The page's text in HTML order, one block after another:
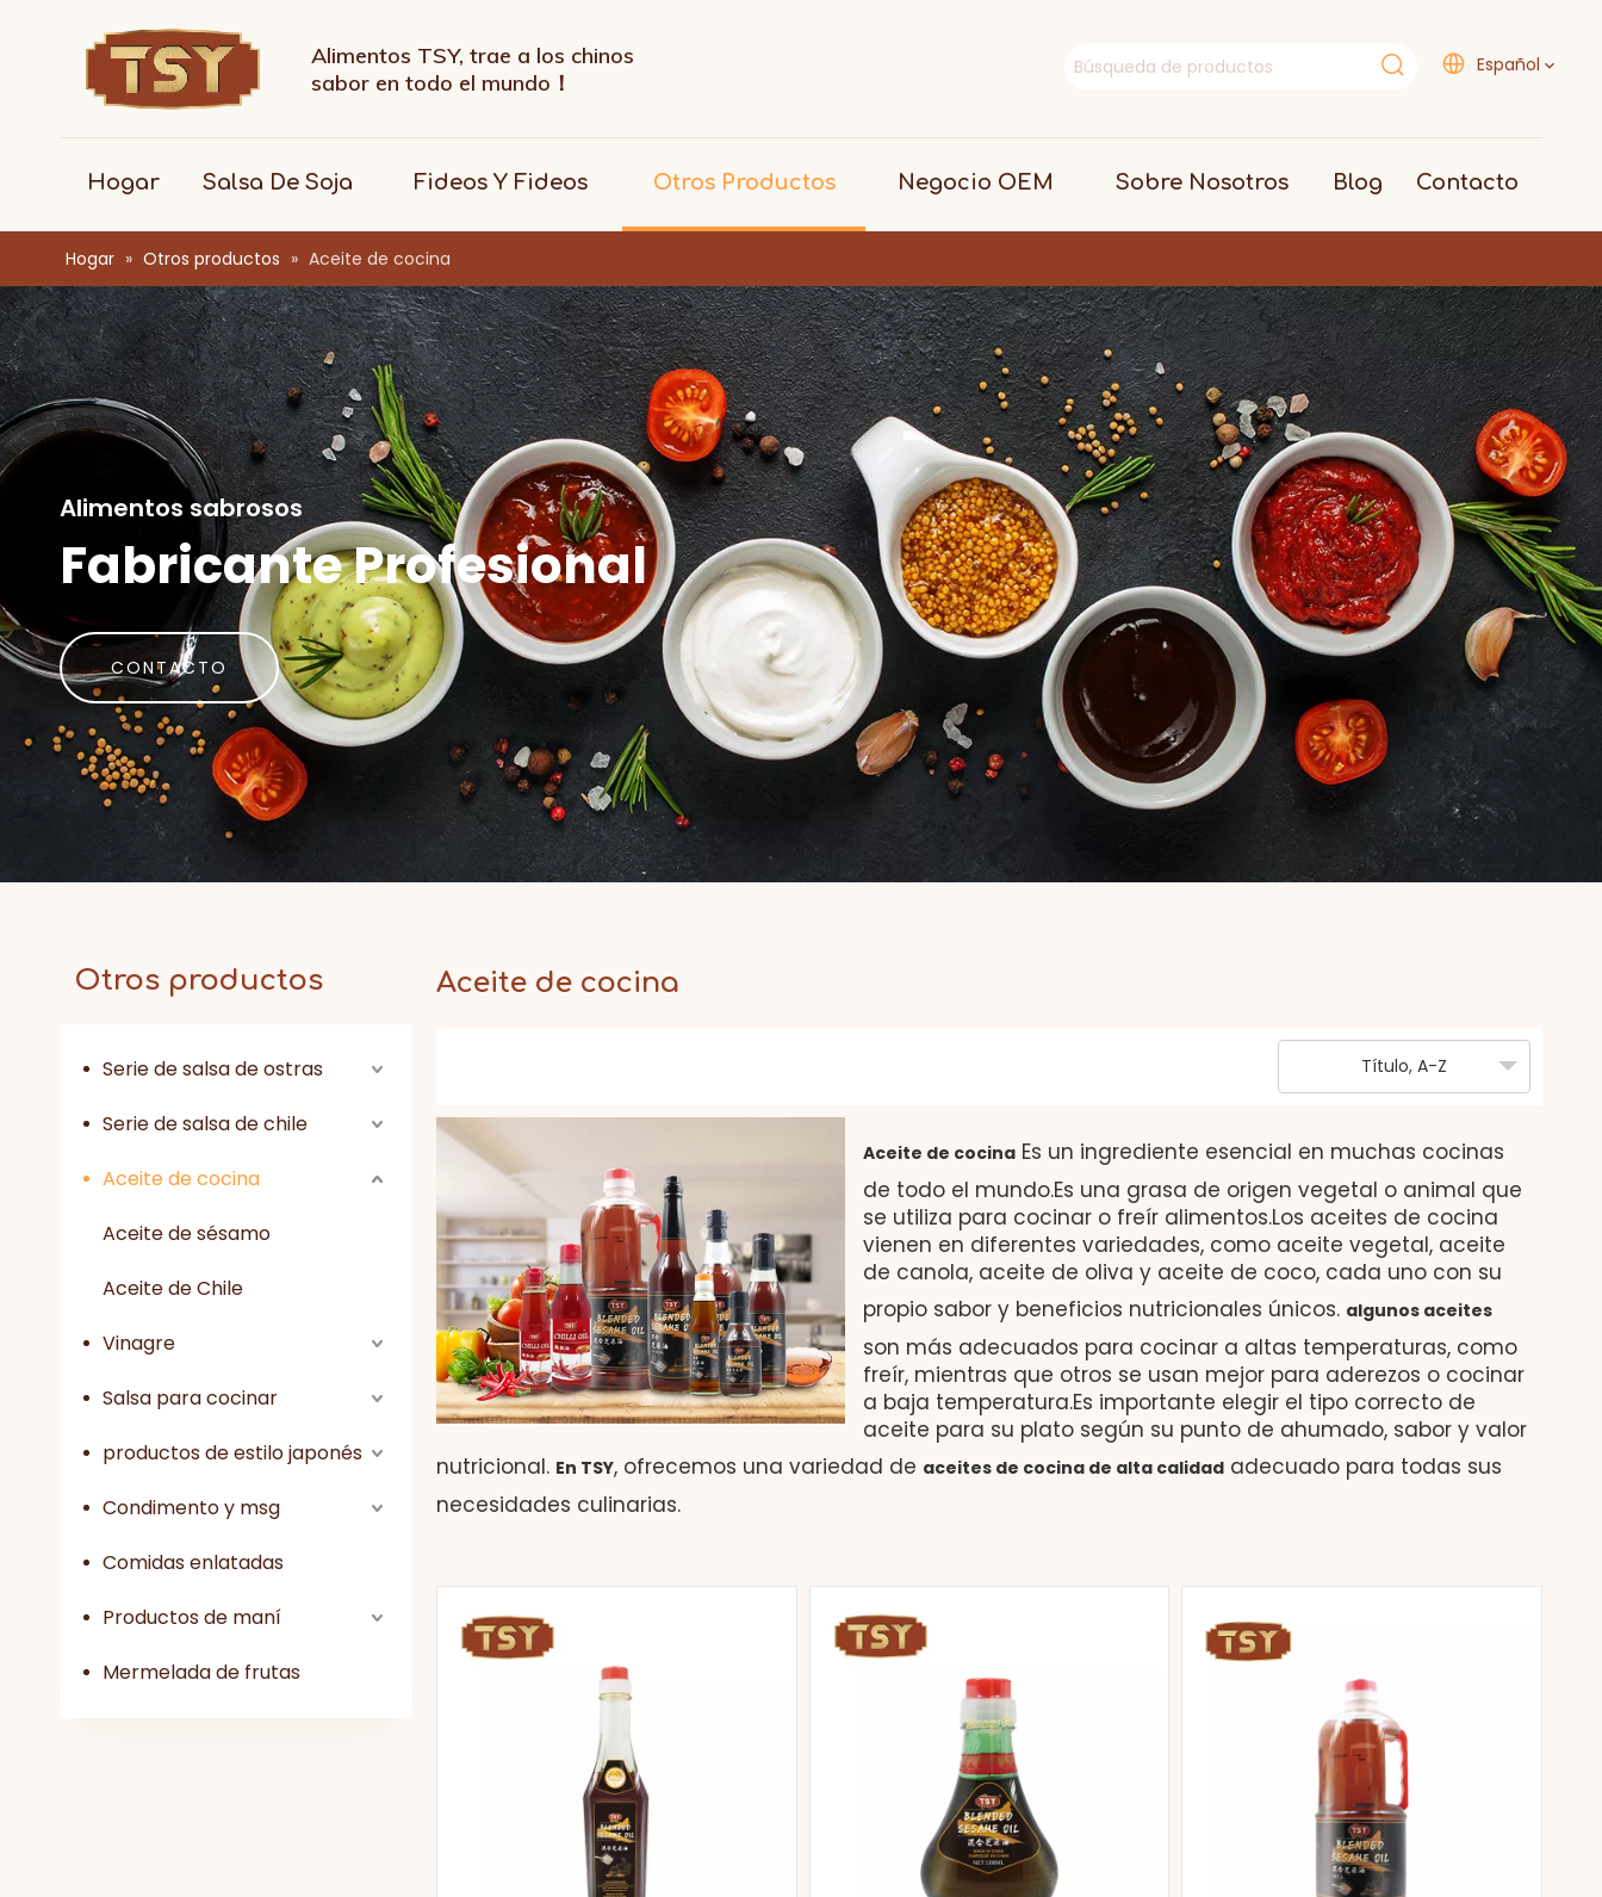
Alimentos TSY, trae a los chinos
sabor en todo el mundo！
Español
Hogar Salsa De Soja Fideos Y Fideos Otros Productos Negocio OEM Sobre Nosotros Blog Contacto
Hogar » Otros productos » Aceite de cocina
Alimentos sabrosos
Fabricante Profesional
CONTACTO
Otros productos
Serie de salsa de ostras
Serie de salsa de chile
Aceite de cocina
Aceite de sésamo
Aceite de Chile
Vinagre
Salsa para cocinar
productos de estilo japonés
Condimento y msg
Comidas enlatadas
Productos de maní
Mermelada de frutas
Aceite de cocina
Título, A-Z
Aceite de cocina Es un ingrediente esencial en muchas cocinas
de todo el mundo.Es una grasa de origen vegetal o animal que
se utiliza para cocinar o freír alimentos.Los aceites de cocina
vienen en diferentes variedades, como aceite vegetal, aceite
de canola, aceite de oliva y aceite de coco, cada uno con su
propio sabor y beneficios nutricionales únicos. algunos aceites
son más adecuados para cocinar a altas temperaturas, como
freír, mientras que otros se usan mejor para aderezos o cocinar
a baja temperatura.Es importante elegir el tipo correcto de
aceite para su plato según su punto de ahumado, sabor y valor
nutricional. En TSY, ofrecemos una variedad de aceites de cocina de alta calidad adecuado para todas sus
necesidades culinarias.